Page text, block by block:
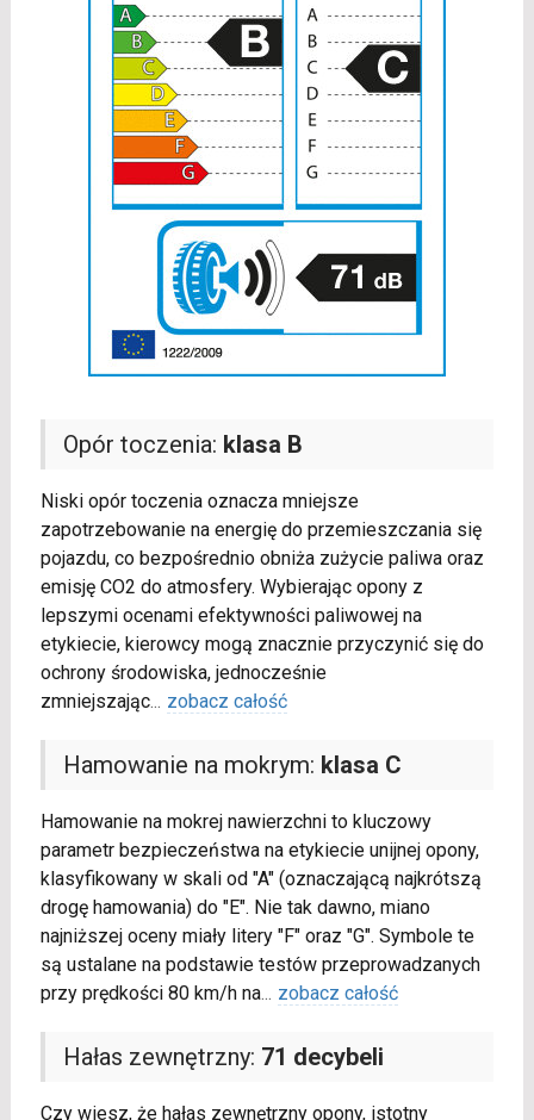
Opór toczenia: klasa B
Niski opór toczenia oznacza mniejsze
zapotrzebowanie na energię do przemieszczania się
pojazdu, co bezpośrednio obniża zużycie paliwa oraz
emisję CO2 do atmosfery. Wybierając opony z
lepszymi ocenami efektywności paliwowej na
etykiecie, kierowcy mogą znacznie przyczynić się do
ochrony środowiska, jednocześnie
zmniejszając... zobacz całość
Hamowanie na mokrym: klasa C
Hamowanie na mokrej nawierzchni to kluczowy
parametr bezpieczeństwa na etykiecie unijnej opony,
klasyfikowany w skali od "A" (oznaczającą najkrótszą
drogę hamowania) do "E". Nie tak dawno, miano
najniższej oceny miały litery "F" oraz "G". Symbole te
są ustalane na podstawie testów przeprowadzanych
przy prędkości 80 km/h na... zobacz całość
Hałas zewnętrzny: 71 decybeli
Czy wiesz, że hałas zewnętrzny opony, istotny